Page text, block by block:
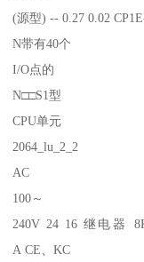
(源型) -- 0.27 0.02
N带有40个
I/O点的
N□□S1型
CPU单元
2064_lu_2_2
AC
100～
240V 24 16 继电器
A CE、KC